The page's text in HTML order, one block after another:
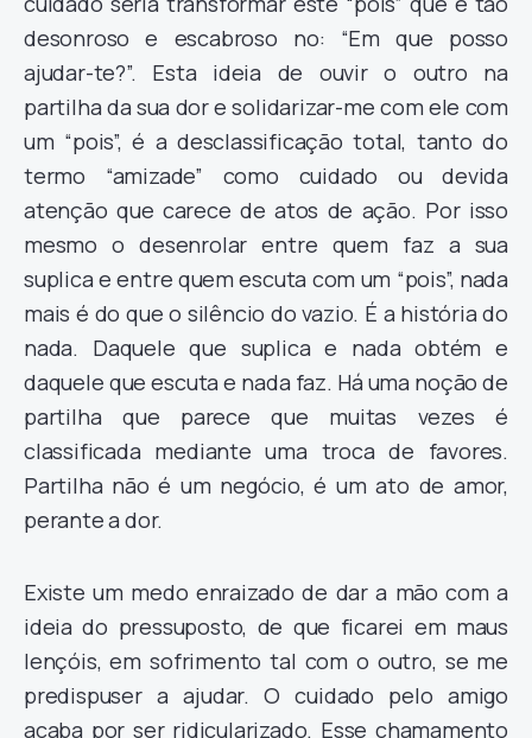
desonroso e escabroso no: “Em que posso
ajudar-te?”. Esta ideia de ouvir o outro na
partilha da sua dor e solidarizar-me com ele com
um “pois”, é a desclassificação total, tanto do
termo “amizade” como cuidado ou devida
atenção que carece de atos de ação. Por isso
mesmo o desenrolar entre quem faz a sua
suplica e entre quem escuta com um “pois”, nada
mais é do que o silêncio do vazio. É a história do
nada. Daquele que suplica e nada obtém e
daquele que escuta e nada faz. Há uma noção de
partilha que parece que muitas vezes é
classificada mediante uma troca de favores.
Partilha não é um negócio, é um ato de amor,
perante a dor.
Existe um medo enraizado de dar a mão com a
ideia do pressuposto, de que ficarei em maus
lençóis, em sofrimento tal com o outro, se me
predispuser a ajudar. O cuidado pelo amigo
acaba por ser ridicularizado. Esse chamamento